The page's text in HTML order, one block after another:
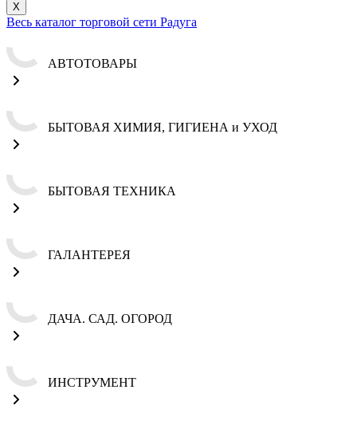
X
Весь каталог торговой сети Радуга
АВТОТОВАРЫ
БЫТОВАЯ ХИМИЯ, ГИГИЕНА и УХОД
БЫТОВАЯ ТЕХНИКА
ГАЛАНТЕРЕЯ
ДАЧА. САД. ОГОРОД
ИНСТРУМЕНТ